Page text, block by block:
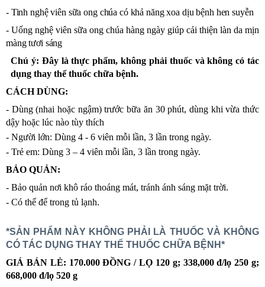
- Tinh nghệ viên sữa ong chúa có khả năng xoa dịu bệnh hen suyễn
- Uống nghệ viên sữa ong chúa hàng ngày giúp cải thiện làn da mịn
màng tươi sáng
Chú ý: Đây là thực phẩm, không phải thuốc và không có tác
dụng thay thế thuốc chữa bệnh.
CÁCH DÙNG:
- Dùng (nhai hoặc ngậm) trước bữa ăn 30 phút, dùng khi vừa thức
dậy hoặc lúc nào tùy thích
- Người lớn: Dùng 4 - 6 viên mỗi lần, 3 lần trong ngày.
- Trẻ em: Dùng 3 – 4 viên mỗi lần, 3 lần trong ngày.
BẢO QUẢN:
- Bảo quản nơi khô ráo thoáng mát, tránh ánh sáng mặt trời.
- Có thể để trong tủ lạnh.
*SẢN PHẨM NÀY KHÔNG PHẢI LÀ THUỐC VÀ KHÔNG
CÓ TÁC DỤNG THAY THẾ THUỐC CHỮA BỆNH*
GIÁ BÁN LẺ: 170.000 ĐỒNG / LỌ 120 g; 338,000 đ/lọ 250 g;
668,000 đ/lọ 520 g